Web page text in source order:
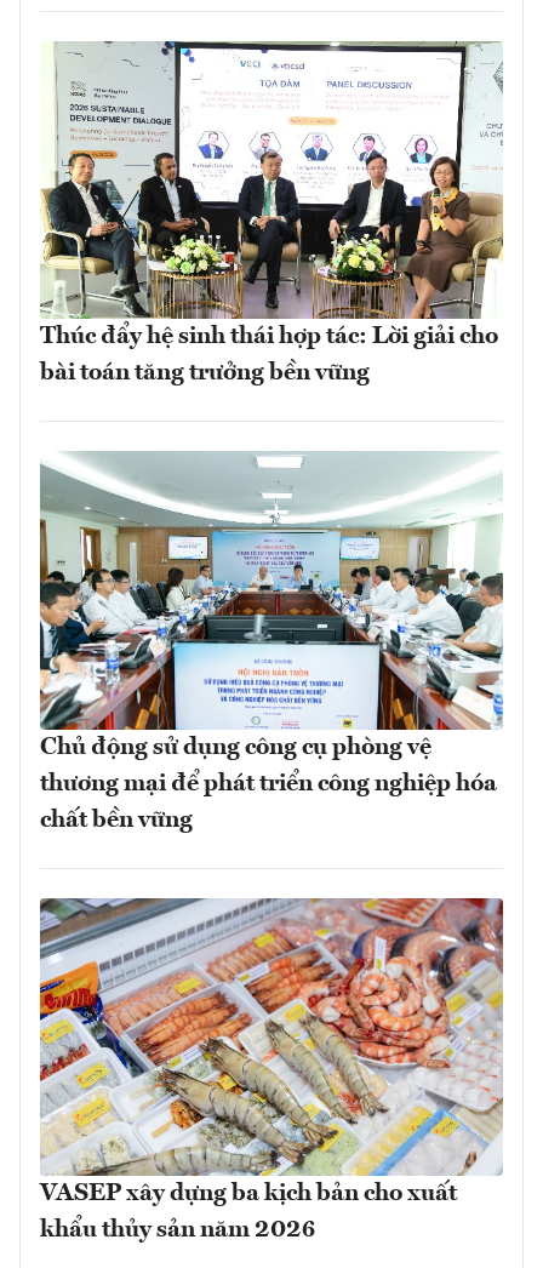
Thúc đẩy hệ sinh thái hợp tác: Lời giải cho
bài toán tăng trưởng bền vững
Chủ động sử dụng công cụ phòng vệ
thương mại để phát triển công nghiệp hóa
chất bền vững
VASEP xây dựng ba kịch bản cho xuất
khẩu thủy sản năm 2026